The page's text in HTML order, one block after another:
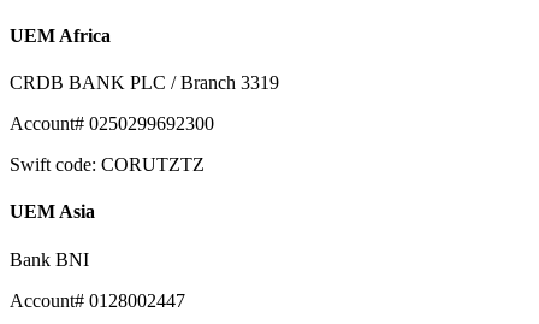
UEM Africa
CRDB BANK PLC / Branch 3319
Account# 0250299692300
Swift code: CORUTZTZ
UEM Asia
Bank BNI
Account# 0128002447